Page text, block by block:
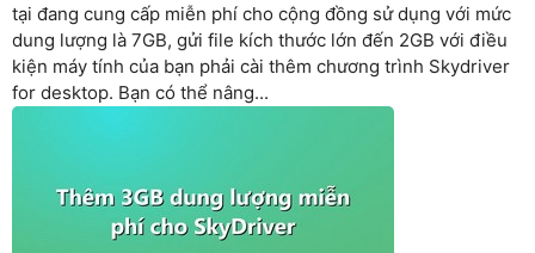
tại đang cung cấp miễn phí cho cộng đồng sử dụng với mức
dung lượng là 7GB, gửi file kích thước lớn đến 2GB với điều
kiện máy tính của bạn phải cài thêm chương trình Skydriver
for desktop. Bạn có thể nâng...